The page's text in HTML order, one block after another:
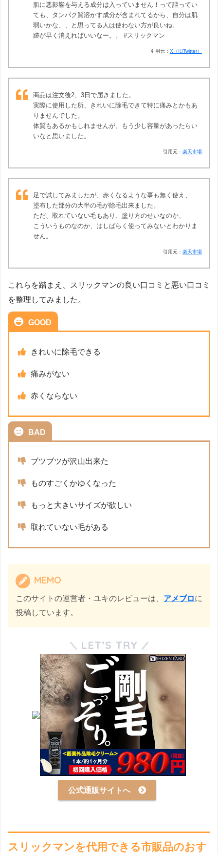
肌に悪影響を与える成分は入っていません！って謳ってい
ても、タンパク質溶かす成分が含まれてるから、自分は肌
弱いかな、、と思ってる人は使わない方が良いね。
跡が早く消えればいいなー。。 #スリックマン
引用元： X（旧Twitter）
商品は注文後2、3日で届きました。
実際に使用した所、きれいに除毛できて特に痛みとかもあ
りませんでした。
体質もあるかもしれませんが。もう少し容量があったらい
いなと思いました。
引用元： 楽天市場
足で試してみましたが、赤くなるような事も無く使え、
塗布した部分の大半の毛が除毛出来ました。
ただ、取れていない毛もあり、塗り方のせいなのか、
こういうものなのか、はしばらく使ってみないとわかりま
せん。
引用元： 楽天市場
これらを踏まえ、スリックマンの良い口コミと悪い口コミ
を整理してみました。
GOOD
きれいに除毛できる
痛みがない
赤くならない
BAD
ブツブツが沢山出来た
ものすごくかゆくなった
もっと大きいサイズが欲しい
取れていない毛がある
MEMO
このサイトの運営者・ユキのレビューは、 アメブロに
投稿しています。
LET’S TRY
公式通販サイトへ
スリックマンを代用できる市販品のおす